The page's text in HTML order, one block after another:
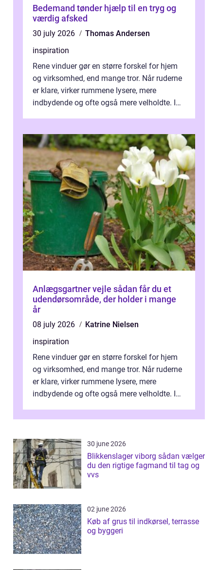
Bedemand tønder hjælp til en tryg og
værdig afsked
30 july 2026
Thomas Andersen
inspiration
Rene vinduer gør en større forskel for hjem
og virksomhed, end mange tror. Når ruderne
er klare, virker rummene lysere, mere
indbydende og ofte også mere velholdte. I
Anlægsgartner vejle sådan får du et
udendørsområde, der holder i mange
år
08 july 2026
Katrine Nielsen
inspiration
Rene vinduer gør en større forskel for hjem
og virksomhed, end mange tror. Når ruderne
er klare, virker rummene lysere, mere
indbydende og ofte også mere velholdte. I
30 june 2026
Blikkenslager viborg sådan vælger
du den rigtige fagmand til tag og
vvs
02 june 2026
Køb af grus til indkørsel, terrasse
og byggeri